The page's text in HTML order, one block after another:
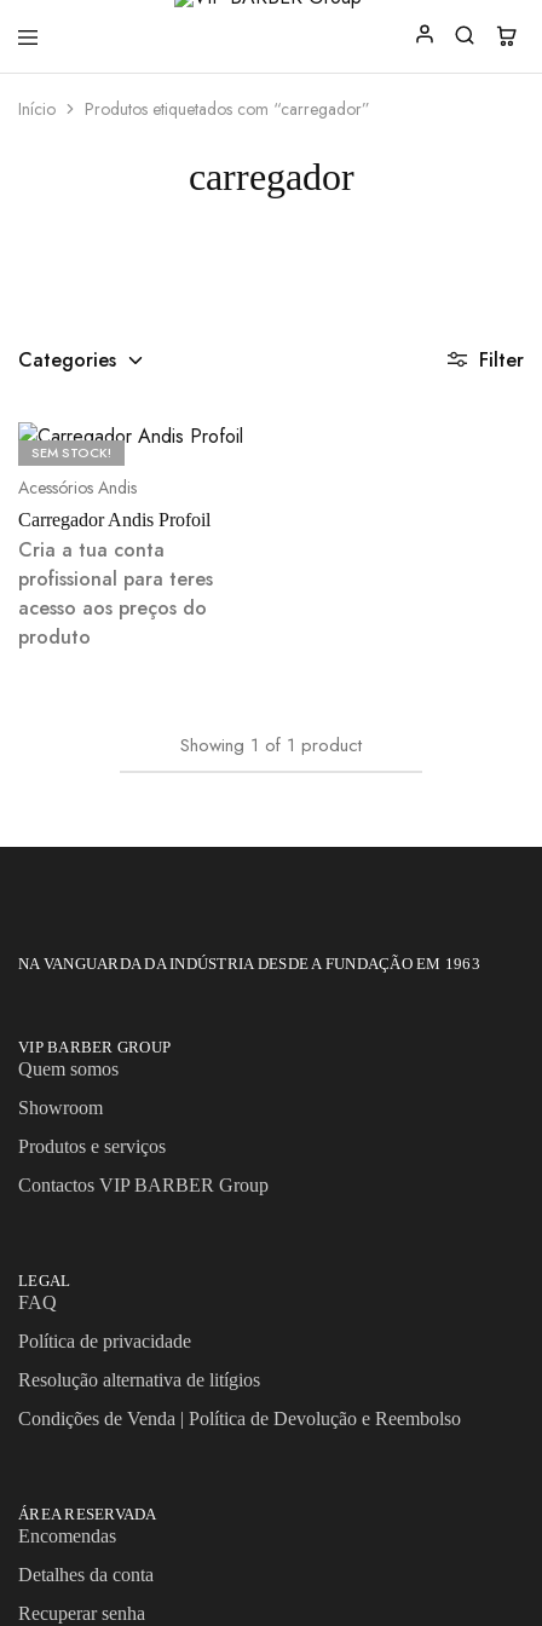
BARBER
para
Início Produtos etiquetados com “carregador”
carregador
Categories Filter
SEM STOCK!
Acessórios Andis
Carregador Andis Profoil
Cria a tua conta
profissional para teres
acesso aos preços do
produto
Showing 1 of 1 product
NA VANGUARDA DA INDÚSTRIA DESDE A FUNDAÇÃO EM 1963
VIP BARBER GROUP
Quem somos
Showroom
Produtos e serviços
Contactos VIP BARBER Group
LEGAL
FAQ
Política de privacidade
Resolução alternativa de litígios
Condições de Venda | Política de Devolução e Reembolso
ÁREA RESERVADA
Encomendas
Detalhes da conta
Recuperar senha